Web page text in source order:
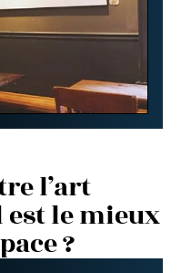
l’art
est le mieux
?